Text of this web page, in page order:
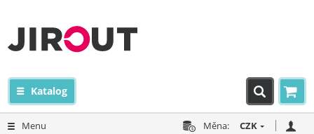
Katalog
Menu Měna: CZK